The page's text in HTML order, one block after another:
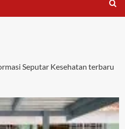
Seputar Kesehatan terbaru